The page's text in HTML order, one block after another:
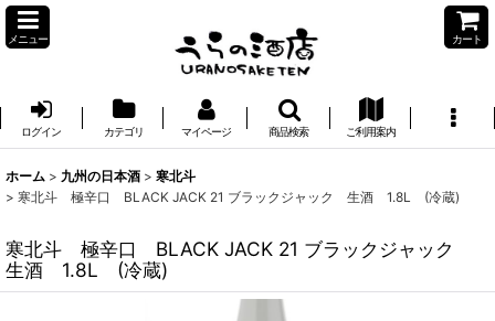
メニュー カート
ログイン カテゴリ マイページ 商品検索 ご利用案内
ホーム > 九州の日本酒 > 寒北斗
> 寒北斗 極辛口 BLACK JACK 21 ブラックジャック 生酒 1.8L (冷蔵)
寒北斗 極辛口 BLACK JACK 21 ブラックジャック
生酒 1.8L (冷蔵)